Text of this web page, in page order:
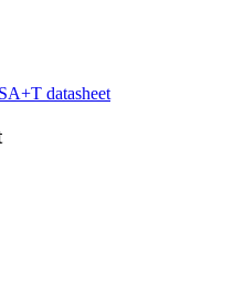
datasheet